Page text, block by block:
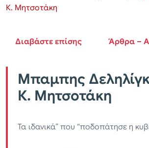
Κ. Μητσοτάκη
Διαβάστε επίσης Άρθρα –
Μπαμπης
Κ. Μητσοτάκη
Τα ιδανικά” που “ποδοπάτησε η